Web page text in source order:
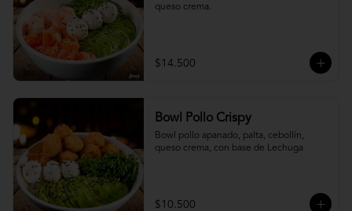
queso crema.
$14.500
Bowl Pollo Crispy
Bowl pollo apanado, palta, cebollín,
queso crema, con base de Lechuga
$10.500